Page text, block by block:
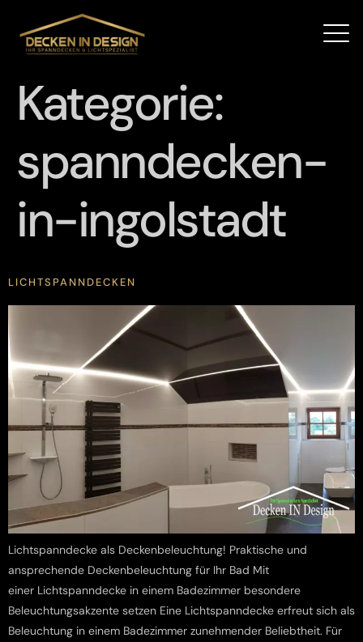
Kategorie:
spanndecken-
in-ingolstadt
LICHTSPANNDECKEN
Lichtspanndecke als Deckenbeleuchtung! Praktische und
ansprechende Deckenbeleuchtung für Ihr Bad Mit
einer Lichtspanndecke in einem Badezimmer besondere
Beleuchtungsakzente setzen Eine Lichtspanndecke erfreut sich als
Beleuchtung in einem Badezimmer zunehmender Beliebtheit. Für